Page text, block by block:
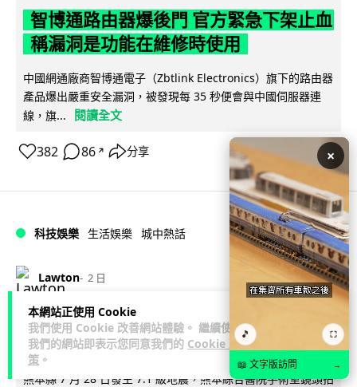
本網站正使用 Cookie
我們使用 Cookie 改善網站體驗。 繼續使用
我們的網站即表示您同意我們的 Cookie 政
策 。
智博通路由器爆後門 官方緊急下架止血
稱漏洞是功能在維修時使用
中國網通廠商智博通電子（Zbtlink Electronics）旗下的路由器
產品爆出嚴重安全漏洞，被發現每 35 秒便會與中國伺服器連
線，旗...
閱讀全文
382 86 ↗ 分享
科技娛樂 生活娛樂 城中熱話
Lawton 2 日
熊本地震手術室驚魂片瘋傳 醫護保護病
人、逃生門 網民讚值得尊敬
熊本縣 7 月 28 日發生 7.1 級地震，熊本綜合醫院手術室鏡頭拍
×
🎵 ⛶
📖 文字版訪問 →